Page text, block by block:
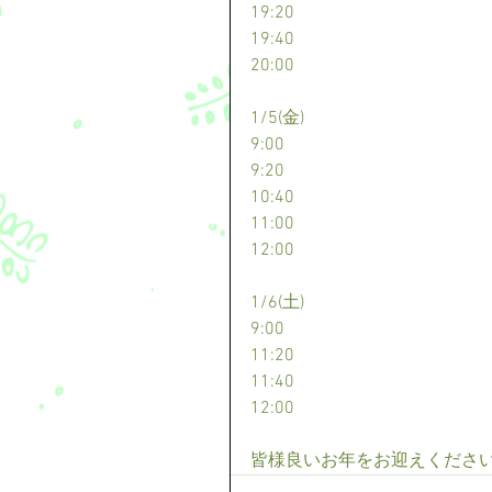
19:20
19:40
20:00
1/5(金)
9:00
9:20
10:40
11:00
12:00
1/6(土)
9:00
11:20
11:40
12:00
皆様良いお年をお迎えくださ